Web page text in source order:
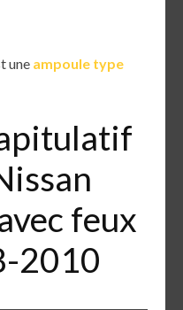
une ampoule type
feux
2010